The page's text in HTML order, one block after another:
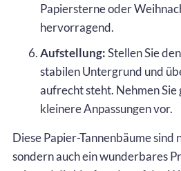
Papiersterne oder
hervorragend.
Aufstellung:Stellen Sie
stabilen Untergrund und
aufrecht steht. Nehmen Sie
kleinere Anpassungen vor.
Diese Papier-Tannenbäume sind
sondern auch ein wunderbares